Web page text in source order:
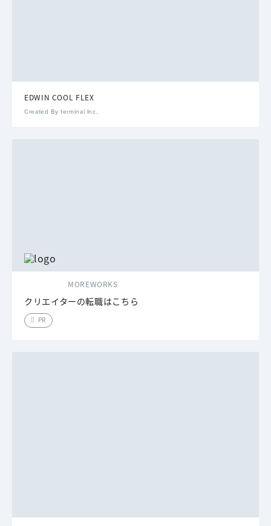
EDWIN COOL FLEX
Created By terminal Inc.
MOREWORKS
クリエイターの転職はこちら
PR